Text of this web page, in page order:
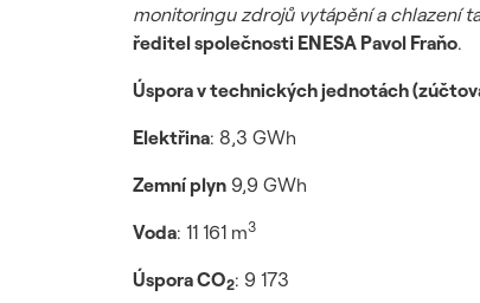
monitoringu zdrojů vytápění a chlazení
ředitel společnosti ENESA Pavol Fraňo.
Úspora v technických jednotách
Elektřina: 8,3 GWh
Zemní plyn 9,9 GWh
Voda: 11 161 m3
Úspora CO2: 9 173